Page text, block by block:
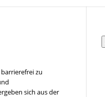
zu
sich aus der